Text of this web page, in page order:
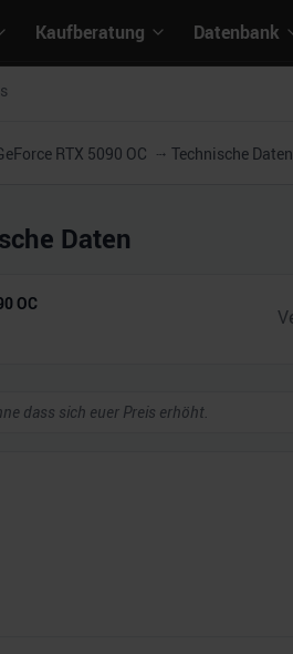
Kaufberatung Datenbank
RTX 5090 OC Technische Daten
Daten
OC
dass sich euer Preis erhöht.